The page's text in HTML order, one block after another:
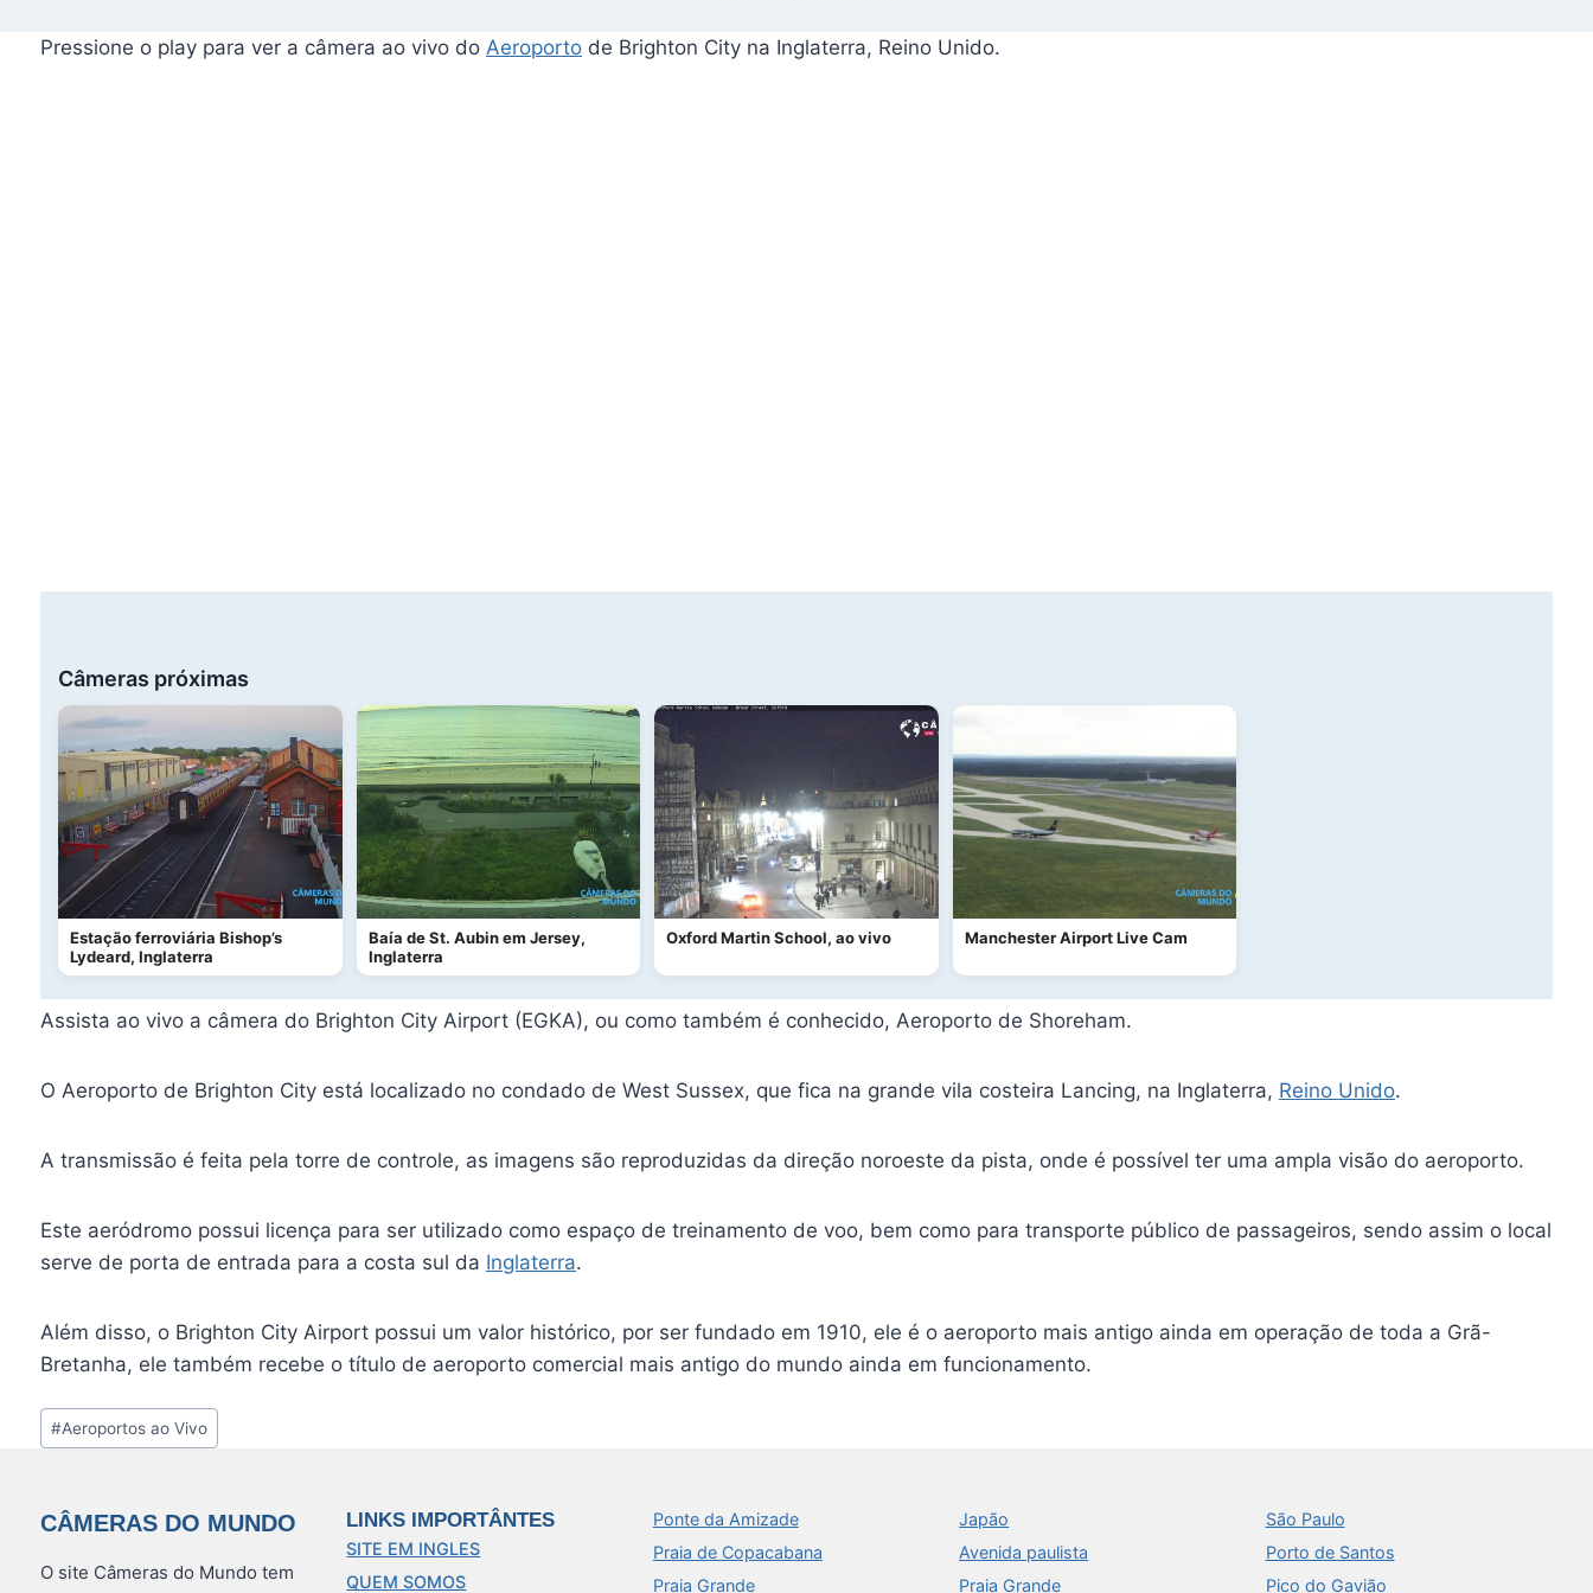
Pressione o play para ver a câmera ao vivo do Aeroporto de Brighton City na Inglaterra, Reino Unido.
Câmeras próximas
Estação ferroviária Bishop’s
Lydeard, Inglaterra
Baía de St. Aubin em Jersey,
Inglaterra
Oxford Martin School, ao vivo Manchester Airport Live Cam
Assista ao vivo a câmera do Brighton City Airport (EGKA), ou como também é conhecido, Aeroporto de Shoreham.
O Aeroporto de Brighton City está localizado no condado de West Sussex, que fica na grande vila costeira Lancing, na Inglaterra, Reino Unido.
A transmissão é feita pela torre de controle, as imagens são reproduzidas da direção noroeste da pista, onde é possível ter uma ampla visão do aeroporto.
Este aeródromo possui licença para ser utilizado como espaço de treinamento de voo, bem como para transporte público de passageiros, sendo assim o local
serve de porta de entrada para a costa sul da Inglaterra.
Além disso, o Brighton City Airport possui um valor histórico, por ser fundado em 1910, ele é o aeroporto mais antigo ainda em operação de toda a Grã-
Bretanha, ele também recebe o título de aeroporto comercial mais antigo do mundo ainda em funcionamento.
Tags
do
#Aeroportos ao Vivo
CÂMERAS DO MUNDO
O site Câmeras do Mundo tem
LINKS IMPORTÂNTES
SITE EM INGLES
QUEM SOMOS
Ponte da Amizade
Praia de Copacabana
Praia Grande
Japão
Avenida paulista
Praia Grande
São Paulo
Porto de Santos
Pico do Gavião